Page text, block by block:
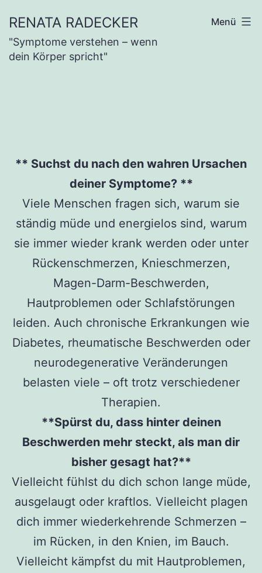
Inhalt
springen
RENATA RADECKER
"Symptome verstehen – wenn
dein Körper spricht"
Menü
** Suchst du nach den wahren Ursachen
deiner Symptome? **
Viele Menschen fragen sich, warum sie
ständig müde und energielos sind, warum
sie immer wieder krank werden oder unter
Rückenschmerzen, Knieschmerzen,
Magen-Darm-Beschwerden,
Hautproblemen oder Schlafstörungen
leiden. Auch chronische Erkrankungen wie
Diabetes, rheumatische Beschwerden oder
neurodegenerative Veränderungen
belasten viele – oft trotz verschiedener
Therapien.
**Spürst du, dass hinter deinen
Beschwerden mehr steckt, als man dir
bisher gesagt hat?**
Vielleicht fühlst du dich schon lange müde,
ausgelaugt oder kraftlos. Vielleicht plagen
dich immer wiederkehrende Schmerzen –
im Rücken, in den Knien, im Bauch.
Vielleicht kämpfst du mit Hautproblemen,